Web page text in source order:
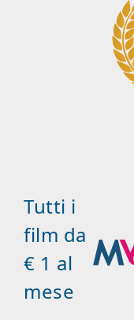
Tutti i
film da
€ 1 al
mese